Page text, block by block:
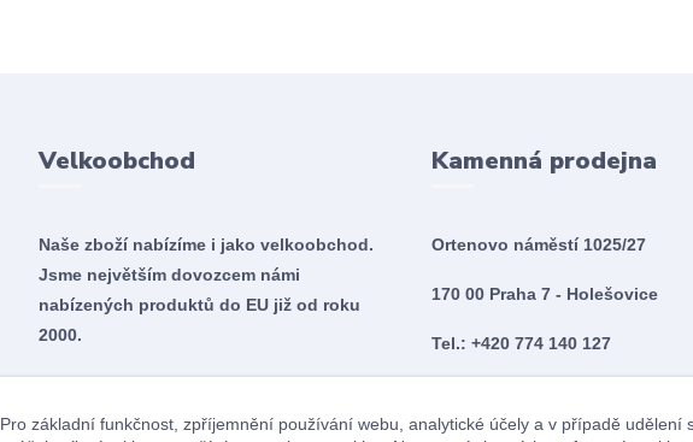
Velkoobchod
Naše zboží nabízíme i jako velkoobchod.
Jsme největším dovozcem námi
nabízených produktů do EU již od roku
2000.
Kamenná prodejna
Ortenovo náměstí 1025/27
170 00 Praha 7 - Holešovice
Tel.: +420 774 140 127
Pro základní funkčnost, zpříjemnění používání webu, analytické účely a v případě udělení